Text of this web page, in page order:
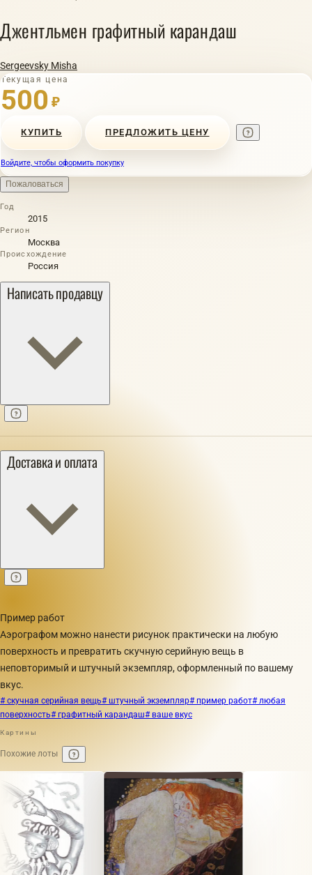
Джентльмен графитный карандаш
Sergeevsky Misha
Текущая цена
500 ₽
КУПИТЬ ПРЕДЛОЖИТЬ ЦЕНУ
Войдите, чтобы оформить покупку
Пожаловаться
Год
2015
Регион
Москва
Происхождение
Россия
Написать продавцу
Доставка и оплата
Пример работ
Аэрографом можно нанести рисунок практически на любую
поверхность и превратить скучную серийную вещь в
неповторимый и штучный экземпляр, оформленный по вашему
вкус.
# скучная серийная вещь# штучный экземпляр# пример работ# любая
поверхность# графитный карандаш# ваше вкус
Картины
Похожие лоты